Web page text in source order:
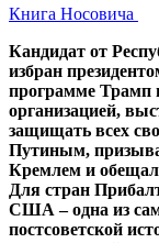
Книга Носовича
Кандидат от
избран
программе
организацией,
защищать всех
Путиным,
Кремлем и обещал
Для стран
США – одна из
постсоветской